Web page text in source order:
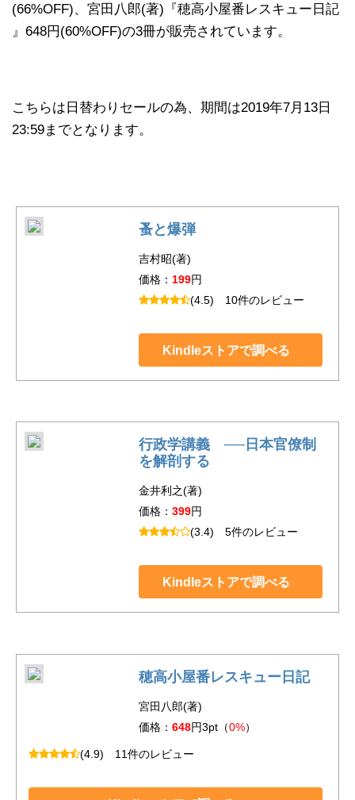
(66%OFF)、宮田八郎(著)『穂高小屋番レスキュー日記
』648円(60%OFF)の3冊が販売されています。
こちらは日替わりセールの為、期間は2019年7月13日
23:59までとなります。
蚤と爆弾
吉村昭(著)
価格： 199円
(4.5) 10件のレビュー
Kindleストアで調べる
行政学講義 ──日本官僚制
を解剖する
金井利之(著)
価格： 399円
(3.4) 5件のレビュー
Kindleストアで調べる
穂高小屋番レスキュー日記
宮田八郎(著)
価格： 648円3pt（0%）
(4.9) 11件のレビュー